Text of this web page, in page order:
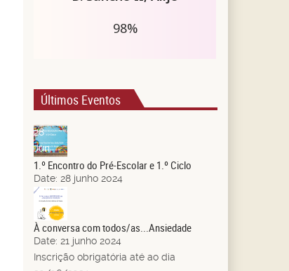
Últimos Eventos
28
Jun.
1.º Encontro do Pré-Escolar e 1.º Ciclo
Date: 28 junho 2024
21
Jun.
À conversa com todos/as...Ansiedade
Date: 21 junho 2024
Inscrição obrigatória até ao dia